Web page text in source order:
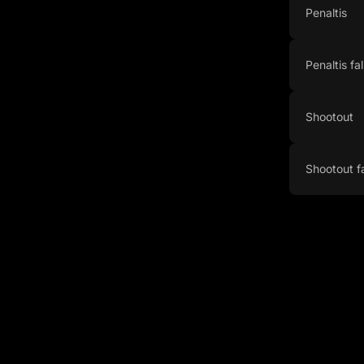
Penaltis
Penaltis
Shootout
Shootout